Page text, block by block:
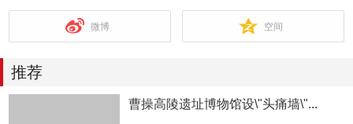
微博 空间
推荐
曹操高陵遗址博物馆设\"头痛墙\"...